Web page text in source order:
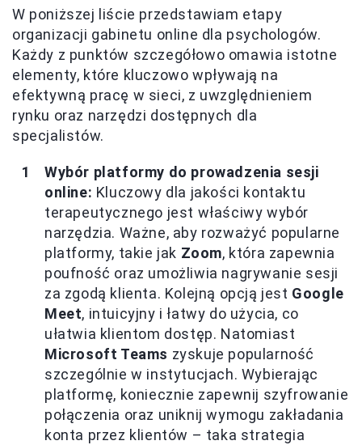
W poniższej liście przedstawiam etapy
organizacji gabinetu online dla psychologów.
Każdy z punktów szczegółowo omawia istotne
elementy, które kluczowo wpływają na
efektywną pracę w sieci, z uwzględnieniem
rynku oraz narzędzi dostępnych dla
specjalistów.
Wybór platformy do prowadzenia sesji
online: Kluczowy dla jakości kontaktu
terapeutycznego jest właściwy wybór
narzędzia. Ważne, aby rozważyć popularne
platformy, takie jak Zoom, która zapewnia
poufność oraz umożliwia nagrywanie sesji
za zgodą klienta. Kolejną opcją jest Google
Meet, intuicyjny i łatwy do użycia, co
ułatwia klientom dostęp. Natomiast
Microsoft Teams zyskuje popularność
szczególnie w instytucjach. Wybierając
platformę, koniecznie zapewnij szyfrowanie
połączenia oraz uniknij wymogu zakładania
konta przez klientów – taka strategia